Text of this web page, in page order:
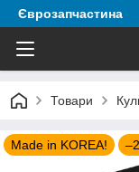
Єврозапчастина
Товари
Made in KOREA!